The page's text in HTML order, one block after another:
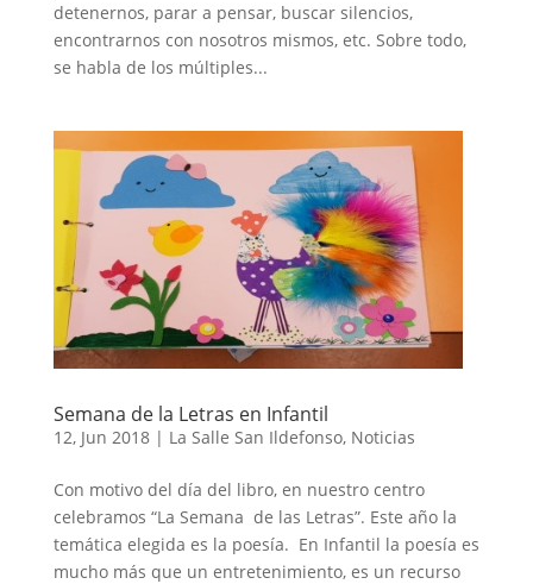
detenernos, parar a pensar, buscar silencios,
encontrarnos con nosotros mismos, etc. Sobre todo,
se habla de los múltiples...
Semana de la Letras en Infantil
12, Jun 2018| La Salle San Ildefonso, Noticias
Con motivo del día del libro, en nuestro centro
celebramos “La Semana de las Letras”. Este año la
temática elegida es la poesía. En Infantil la poesía es
mucho más que un entretenimiento, es un recurso